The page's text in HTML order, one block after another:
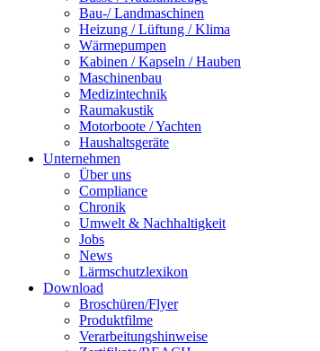
Bau-/ Landmaschinen
Heizung / Lüftung / Klima
Wärmepumpen
Kabinen / Kapseln / Hauben
Maschinenbau
Medizintechnik
Raumakustik
Motorboote / Yachten
Haushaltsgeräte
Unternehmen
Über uns
Compliance
Chronik
Umwelt & Nachhaltigkeit
Jobs
News
Lärmschutzlexikon
Download
Broschüren/Flyer
Produktfilme
Verarbeitungshinweise